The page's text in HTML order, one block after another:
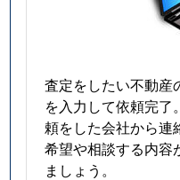
査定をしたい不動産
を入力して依頼完了
頼をした会社から連
希望や相談する内容
ましょう。